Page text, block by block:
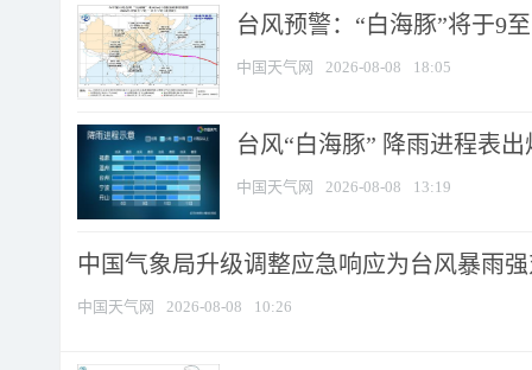
台风预警：“白海豚”将于9
中国天气网 2026-08-08 18:05
台风“白海豚” 降雨进程表
中国天气网 2026-08-08 13:19
中国气象局升级调整应急响应为台风暴雨
中国天气网 2026-08-08 10:26